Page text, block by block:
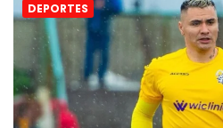
DEPORTES